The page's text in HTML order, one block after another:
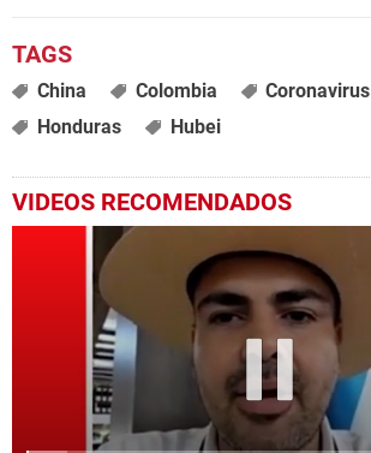
China Colombia
Coronavirus
Honduras
Hubei
VIDEOS RECOMENDADOS